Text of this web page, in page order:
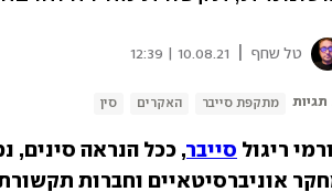
טל שחף 10.08.21 | 12:39
תגיות מתקפת סייבר האקרים סין
ריגול סייבר, ככל הנראה סינים,
אוניברסיטאיים וחברות